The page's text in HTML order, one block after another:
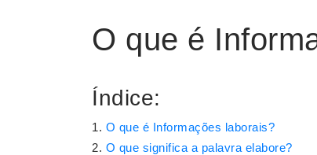
O que é
Índice:
O que é Informações laborais?
O que significa a palavra elabore?